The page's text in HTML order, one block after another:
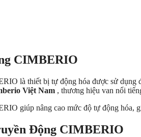
CIMBERIO
là thiết bị tự động hóa được sử dụng
Việt Nam , thương hiệu van nổi
giúp nâng cao mức độ tự động hóa,
Động CIMBERIO